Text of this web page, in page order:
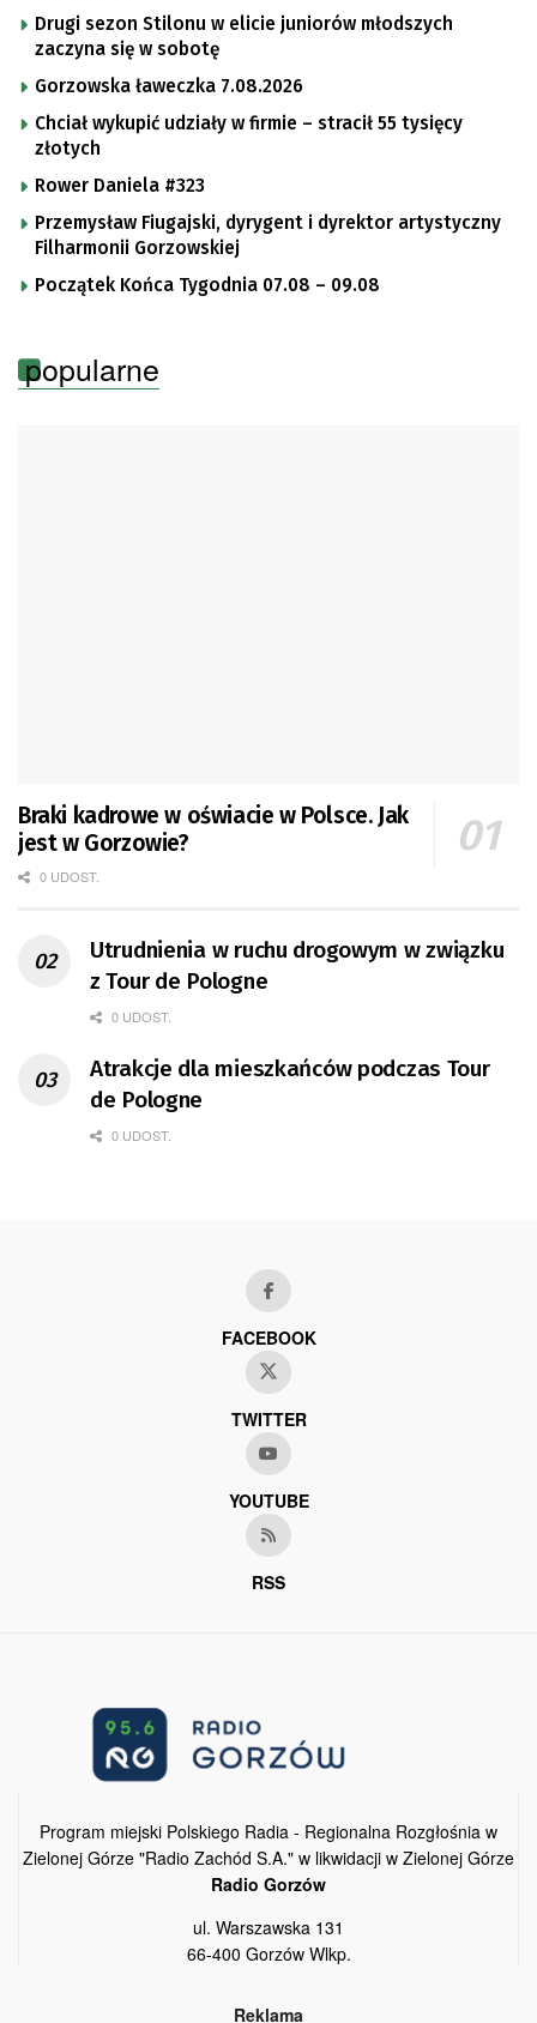
Drugi sezon Stilonu w elicie juniorów młodszych
zaczyna się w sobotę
Gorzowska ławeczka 7.08.2026
Chciał wykupić udziały w firmie – stracił 55 tysięcy
złotych
Rower Daniela #323
Przemysław Fiugajski, dyrygent i dyrektor artystyczny
Filharmonii Gorzowskiej
Początek Końca Tygodnia 07.08 – 09.08
popularne
Braki kadrowe w oświacie w Polsce. Jak
jest w Gorzowie?
0 UDOST.
Utrudnienia w ruchu drogowym w związku
z Tour de Pologne
0 UDOST.
Atrakcje dla mieszkańców podczas Tour
de Pologne
0 UDOST.
FACEBOOK
TWITTER
YOUTUBE
RSS
Program miejski Polskiego Radia - Regionalna Rozgłośnia w
Zielonej Górze "Radio Zachód S.A." w likwidacji w Zielonej Górze
Radio Gorzów
ul. Warszawska 131
66-400 Gorzów Wlkp.
Reklama